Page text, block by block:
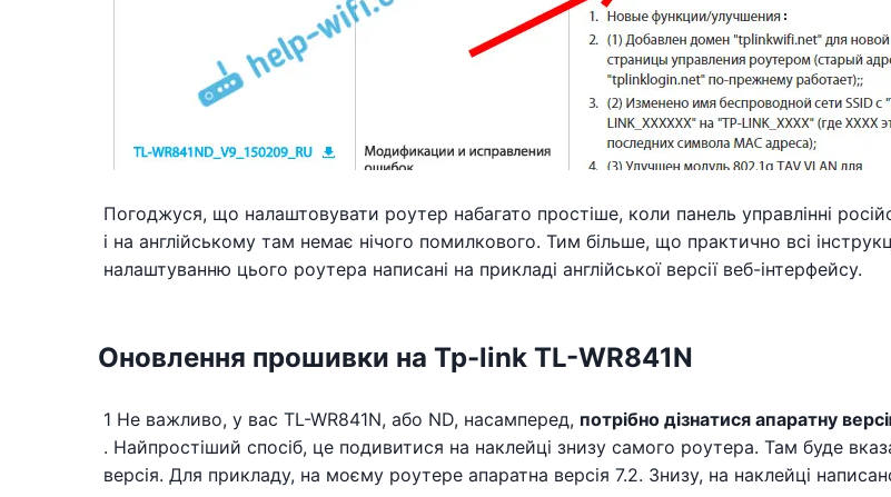
Погоджуся, що налаштовувати роутер набагато простіше, коли панель управлінні
і на англійському там немає нічого помилкового. Тим більше, що практично всі
налаштуванню цього роутера написані на прикладі англійської версії веб-інтерфейсу.
Оновлення прошивки на Tp-link TL-WR841N
1 Не важливо, у вас TL-WR841N, або ND, насамперед, потрібно дізнатися апаратну
. Найпростіший спосіб, це подивитися на наклейці знизу самого роутера. Там буде
версія. Для прикладу, на моєму роутере апаратна версія 7.2. Знизу, на наклейці